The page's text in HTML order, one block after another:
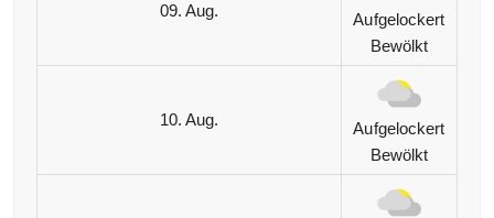
09. Aug.
Aufgelockert
Bewölkt
10. Aug.
Aufgelockert
Bewölkt